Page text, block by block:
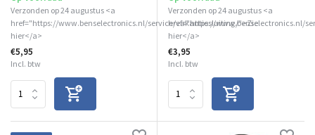
Verzonden op 24 augustus <a
href="https://www.benselectronics.nl/service/vakantiesluiting/">Zie
hier</a>
€5,95
Incl. btw
Verzonden op 24 augustus <a
href="https://www.benselectronics.nl/
hier</a>
€3,95
Incl. btw